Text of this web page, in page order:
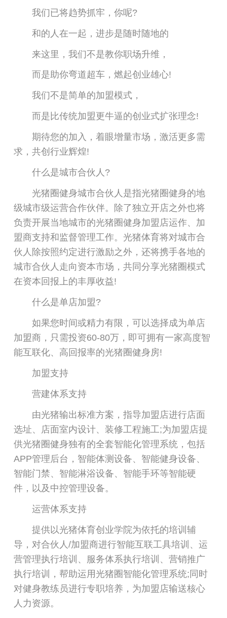
我们已将趋势抓牢，你呢?
和的人在一起，进步是随时随地的
来这里，我们不是教你职场升维，
而是助你弯道超车，燃起创业雄心!
我们不是简单的加盟模式，
而是比传统加盟更牛逼的创业式扩张理念!
期待您的加入，着眼增量市场，激活更多需
求，共创行业辉煌!
什么是城市合伙人?
光猪圈健身城市合伙人是指光猪圈健身的地
级城市级运营合作伙伴。除了独立开店之外也将
负责开展当地城市的光猪圈健身加盟店运作、加
盟商支持和监督管理工作。光猪体育将对城市合
伙人除按照约定进行激励之外，还将携手各地的
城市合伙人走向资本市场，共同分享光猪圈模式
在资本回报上的丰厚收益!
什么是单店加盟?
如果您时间或精力有限，可以选择成为单店
加盟商，只需投资60-80万，即可拥有一家高度智
能互联化、高回报率的光猪圈健身房!
加盟支持
营建体系支持
由光猪输出标准方案，指导加盟店进行店面
选址、店面室内设计、装修工程施工;为加盟店提
供光猪圈健身独有的全套智能化管理系统，包括
APP管理后台，智能体测设备、智能健身设备、
智能门禁、智能淋浴设备、智能手环等智能硬
件，以及中控管理设备。
运营体系支持
提供以光猪体育创业学院为依托的培训辅
导，对合伙人/加盟商进行智能互联工具培训、运
营管理执行培训、服务体系执行培训、营销推广
执行培训，帮助运用光猪圈智能化管理系统;同时
对健身教练员进行专职培养，为加盟店输送核心
人力资源。